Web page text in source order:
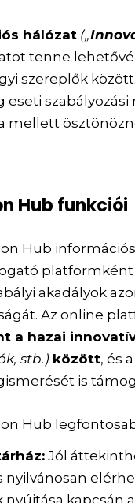
hálózat („
tenne
szereplők
eseti
mellett
Hub funkciói
Hub
akadályok
Az online
a hazai
stb.) között, és
is
Hub
Jól
nyilvánosan
nyújtása kapcsán